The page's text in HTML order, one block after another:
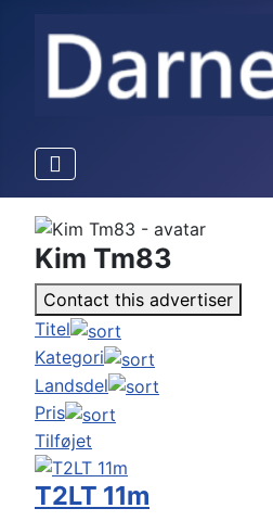
Kim Tm83
Contact this advertiser
Titel
Kategori
Landsdel
Pris
Tilføjet
T2LT 11m